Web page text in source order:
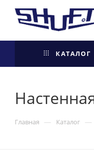
КАТАЛОГ
Главная — Каталог —